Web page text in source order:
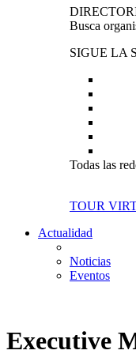
Busca
SIGUE LA
Todas las
TOUR
Actualidad
Noticias
Eventos
Executive